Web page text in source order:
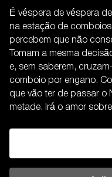
É véspera de véspera
na estação de comboios
percebem que não
Tomam a mesma
e, sem saberem,
comboio por engano.
que vão ter de passar o
metade. Irá o amor